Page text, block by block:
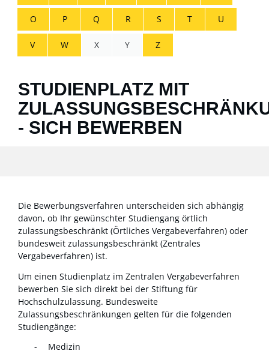
O P Q R S T U
V W X Y Z
STUDIENPLATZ MIT
- SICH BEWERBEN
Die Bewerbungsverfahren unterscheiden sich abhängig
davon, ob Ihr gewünschter Studiengang örtlich
zulassungsbeschränkt (Örtliches Vergabeverfahren) oder
bundesweit zulassungsbeschränkt (Zentrales
Vergabeverfahren) ist.
Um einen Studienplatz im Zentralen Vergabeverfahren
bewerben Sie sich direkt bei der Stiftung für
Hochschulzulassung. Bundesweite
Zulassungsbeschränkungen gelten für die folgenden
Studiengänge:
Medizin